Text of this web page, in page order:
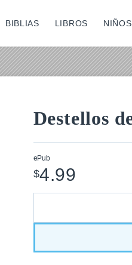
BIBLIAS LIBROS NIÑOS
Destellos
ePub
$4.99